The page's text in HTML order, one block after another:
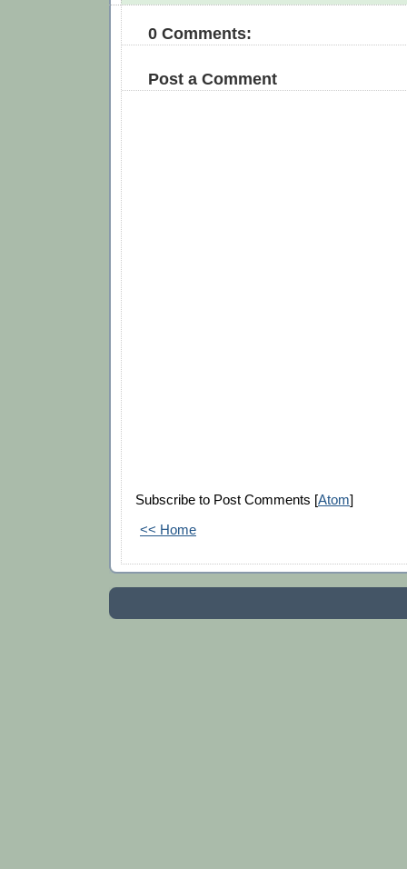
0 Comments:
Post a Comment
Subscribe to Post Comments [Atom]
<< Home